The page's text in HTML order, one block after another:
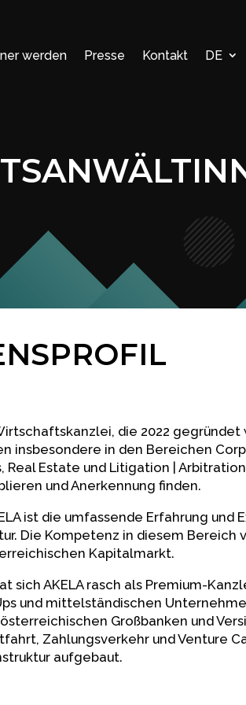
werden Presse Kontakt DE
die 2022 gegründet
insbesondere in den Bereichen
Real Estate und Litigation |
und Anerkennung finden.
ist die umfassende Erfahrung und
Die Kompetenz in diesem Bereich
Kapitalmarkt.
sich AKELA rasch als Premium-
und mittelständischen
Großbanken und
Zahlungsverkehr und Venture
aufgebaut.